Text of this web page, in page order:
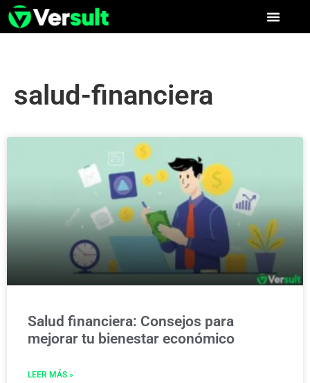
salud-financiera
Salud financiera: Consejos para
mejorar tu bienestar económico
LEER MÁS »